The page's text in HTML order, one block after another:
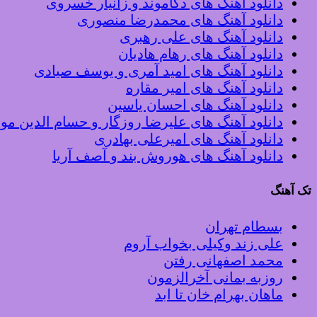
دانلود آهنگ های محمدرضا منصوری
دانلود آهنگ های علی رهبری
دانلود آهنگ های رهام هادیان
دانلود آهنگ های امید آمری و یوسف صیادی
دانلود آهنگ های امیر مقاره
دانلود آهنگ های احسان یاسین
دانلود آهنگ های علیرضا روزگار و حسام الدین
دانلود آهنگ های امیرعلی بهادری
دانلود آهنگ های هوروش بند و آصف آریا
تک آهنگ
بسطام تهران
علی زند وکیلی بخواب آروم
محمد اصفهانی رفتن
روزبه بمانی آخرالزمون
ماهان بهرام خان تا ابد